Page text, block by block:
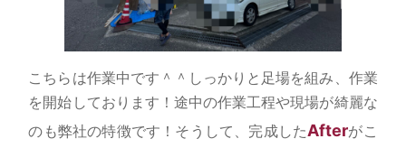
こちらは作業中です＾＾しっかりと足場を組み、作業
を開始しております！途中の作業工程や現場が綺麗な
のも弊社の特徴です！そうして、完成したAfterがこ